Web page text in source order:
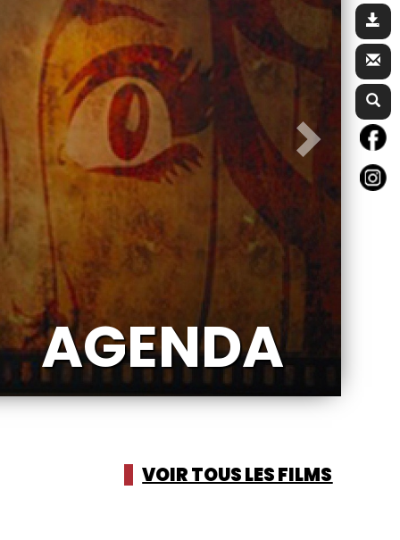
Suivant
VOIR TOUS LES FILMS